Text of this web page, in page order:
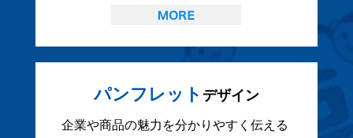
パンフレット デザイン
企業や商品の魅力を分かりやすく伝える